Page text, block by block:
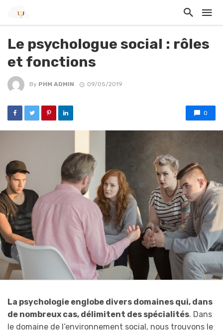
Le psychologue social : rôles
et fonctions
By PHM ADMIN 09/05/2019
0
La psychologie englobe divers domaines qui, dans
de nombreux cas, délimitent des spécialités. Dans
le domaine de l’environnement social, nous trouvons le